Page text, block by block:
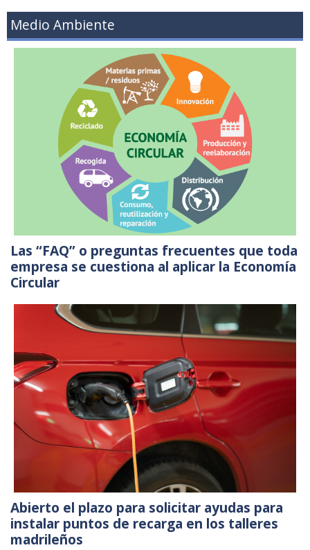
Medio Ambiente
Las “FAQ” o preguntas frecuentes que toda
empresa se cuestiona al aplicar la Economía
Circular
Abierto el plazo para solicitar ayudas para
instalar puntos de recarga en los talleres
madrileños